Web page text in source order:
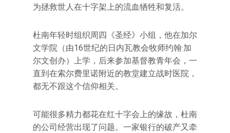
为拯救世人在十字架上的流血牺牲和复活。
杜南年轻时组织周四《圣经》小组，他在加尔
文学院（由16世纪的日内瓦教会牧师约翰·加
尔文创办）上学，后来参加基督教青年会，一
直到在索尔费里诺附近的教堂建立战时医院，
都无不跟这个信仰相关。
可能很多精力都花在红十字会上的缘故，杜南
的公司经营出现了问题。一家银行的破产又牵